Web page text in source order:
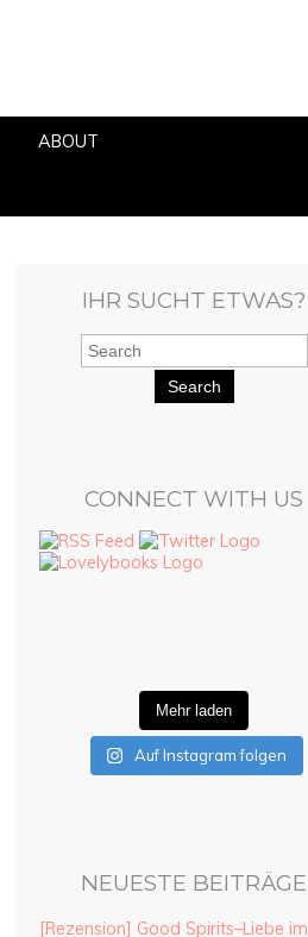
ABOUT
IHR SUCHT ETWAS?
Search
CONNECT WITH US
Mehr laden
Auf Instagram folgen
NEUESTE BEITRÄGE
[Rezension] Good Spirits–Liebe im